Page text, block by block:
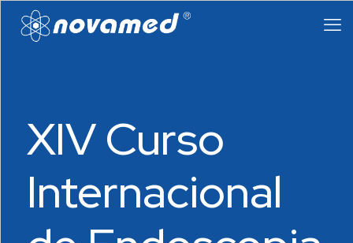
XIV Curso
Internacional